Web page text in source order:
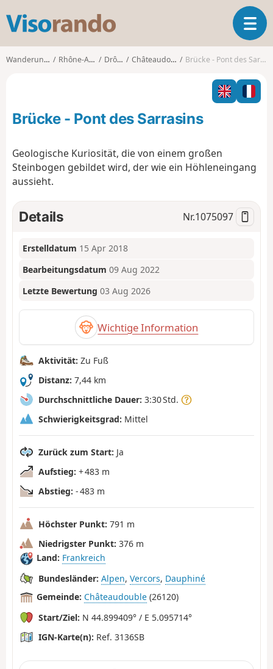
s
o
o
T
o
g
l
n
a
o
n
Wanderungen Rhône-Alpes Drôme Châteaudouble Brücke - Pont des Sarrasins
Brücke - Pont des Sarrasins
Geologische Kuriosität, die von einem großen
Steinbogen gebildet wird, der wie ein Höhleneingang
aussieht.
Details Nr.1075097
Erstelldatum 15 Apr 2018
Bearbeitungsdatum 09 Aug 2022
Letzte Bewertung 03 Aug 2026
Wichtige Information
Aktivität: Zu Fuß
Distanz: 7,44 km
Durchschnittliche Dauer: 3:30 Std.
Schwierigkeitsgrad: Mittel
Zurück zum Start: Ja
Aufstieg: + 483 m
Abstieg: - 483 m
Höchster Punkt: 791 m
Niedrigster Punkt: 376 m
Land: Frankreich
Bundesländer: Alpen, Vercors, Dauphiné
Gemeinde: Châteaudouble (26120)
Start/Ziel: N 44.899409° / E 5.095714°
IGN-Karte(n): Ref. 3136SB